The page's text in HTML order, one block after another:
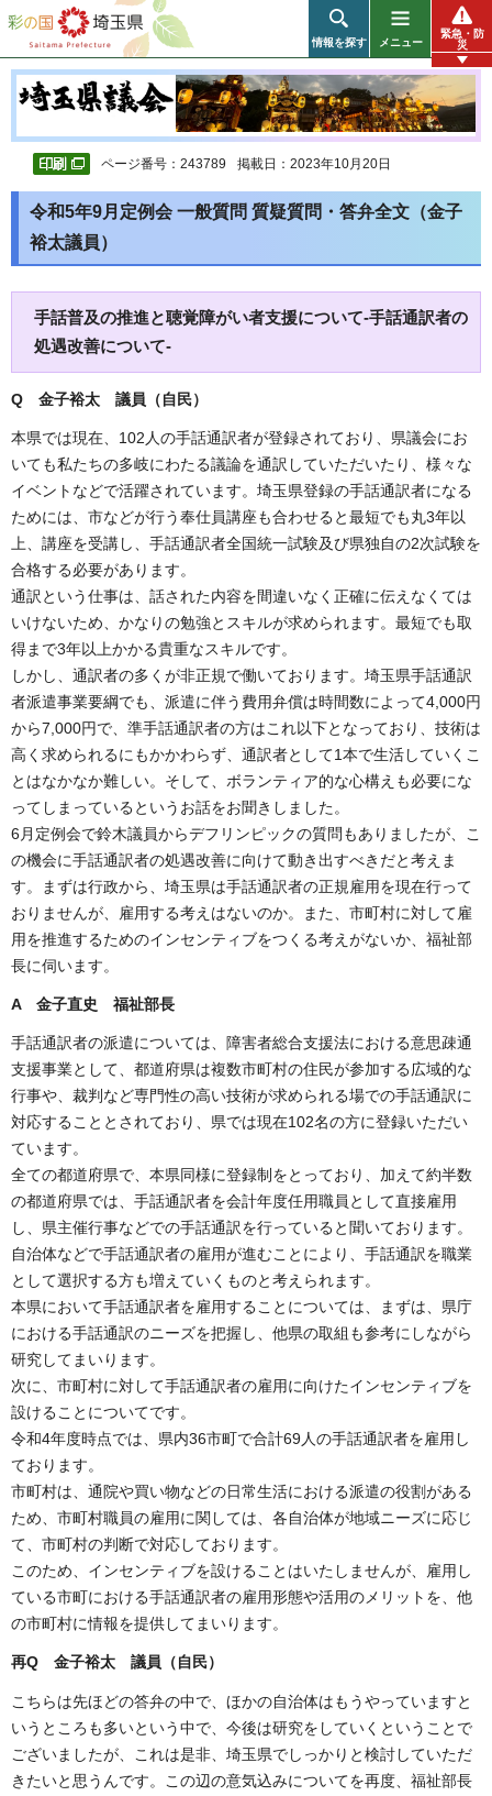
彩の国 埼玉県
情報を探す メニュー
緊急・防
災
ページ番号：243789 掲載日：2023年10月20日
令和5年9月定例会 一般質問 質疑質問・答弁全文（金子
裕太議員）
手話普及の推進と聴覚障がい者支援について-手話通訳者の
処遇改善について-
Q 金子裕太 議員（自民）
本県では現在、102人の手話通訳者が登録されており、県議会にお
いても私たちの多岐にわたる議論を通訳していただいたり、様々な
イベントなどで活躍されています。埼玉県登録の手話通訳者になる
ためには、市などが行う奉仕員講座も合わせると最短でも丸3年以
上、講座を受講し、手話通訳者全国統一試験及び県独自の2次試験を
合格する必要があります。
通訳という仕事は、話された内容を間違いなく正確に伝えなくては
いけないため、かなりの勉強とスキルが求められます。最短でも取
得まで3年以上かかる貴重なスキルです。
しかし、通訳者の多くが非正規で働いております。埼玉県手話通訳
者派遣事業要綱でも、派遣に伴う費用弁償は時間数によって4,000円
から7,000円で、準手話通訳者の方はこれ以下となっており、技術は
高く求められるにもかかわらず、通訳者として1本で生活していくこ
とはなかなか難しい。そして、ボランティア的な心構えも必要にな
ってしまっているというお話をお聞きしました。
6月定例会で鈴木議員からデフリンピックの質問もありましたが、こ
の機会に手話通訳者の処遇改善に向けて動き出すべきだと考えま
す。まずは行政から、埼玉県は手話通訳者の正規雇用を現在行って
おりませんが、雇用する考えはないのか。また、市町村に対して雇
用を推進するためのインセンティブをつくる考えがないか、福祉部
長に伺います。
A 金子直史 福祉部長
手話通訳者の派遣については、障害者総合支援法における意思疎通
支援事業として、都道府県は複数市町村の住民が参加する広域的な
行事や、裁判など専門性の高い技術が求められる場での手話通訳に
対応することとされており、県では現在102名の方に登録いただい
ています。
全ての都道府県で、本県同様に登録制をとっており、加えて約半数
の都道府県では、手話通訳者を会計年度任用職員として直接雇用
し、県主催行事などでの手話通訳を行っていると聞いております。
自治体などで手話通訳者の雇用が進むことにより、手話通訳を職業
として選択する方も増えていくものと考えられます。
本県において手話通訳者を雇用することについては、まずは、県庁
における手話通訳のニーズを把握し、他県の取組も参考にしながら
研究してまいります。
次に、市町村に対して手話通訳者の雇用に向けたインセンティブを
設けることについてです。
令和4年度時点では、県内36市町で合計69人の手話通訳者を雇用し
ております。
市町村は、通院や買い物などの日常生活における派遣の役割がある
ため、市町村職員の雇用に関しては、各自治体が地域ニーズに応じ
て、市町村の判断で対応しております。
このため、インセンティブを設けることはいたしませんが、雇用し
ている市町における手話通訳者の雇用形態や活用のメリットを、他
の市町村に情報を提供してまいります。
再Q 金子裕太 議員（自民）
こちらは先ほどの答弁の中で、ほかの自治体はもうやっていますと
いうところも多いという中で、今後は研究をしていくということで
ございましたが、これは是非、埼玉県でしっかりと検討していただ
きたいと思うんです。この辺の意気込みについてを再度、福祉部長